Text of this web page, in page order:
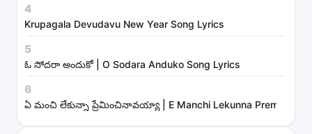
i
e
s
4
Krupagala Devudavu New Year Song Lyrics
5
ఓ సోదరా అందుకో | O Sodara Anduko Song Lyrics
6
ఏ మంచి లేకున్నా ప్రేమించినావయ్యా | E Manchi Lekunna